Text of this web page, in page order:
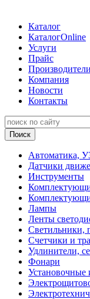
Каталог
КаталогOnline
Услуги
Прайс
Производители
Компания
Новости
Контакты
Автоматика,
Датчики
Инструменты
Лампы
Ленты
Светильники,
Счетчики и
Удлинители,
Фонари
Установочные